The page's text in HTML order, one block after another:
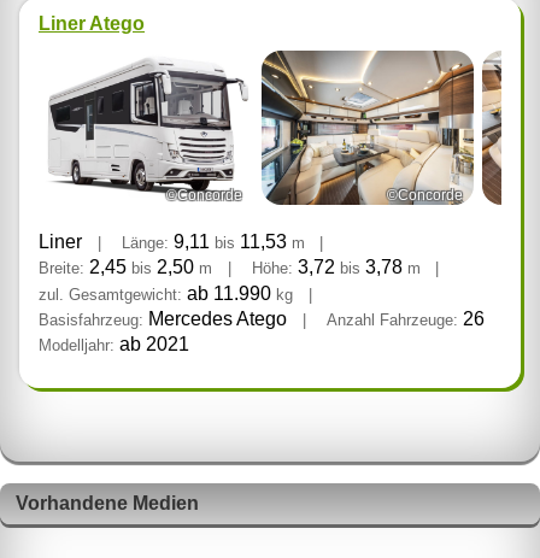
Liner Atego
©Concorde ©Concorde
Liner Länge: 9,11 bis 11,53 m
Breite: 2,45 bis 2,50 m Höhe: 3,72 bis 3,78 m
zul. Gesamtgewicht: ab 11.990 kg
|
Basisfahrzeug: Mercedes Atego Anzahl Fahrzeuge: 26
Modelljahr: ab 2021
Vorhandene Medien